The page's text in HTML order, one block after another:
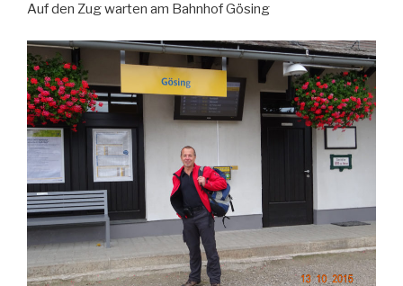
Auf den Zug warten am Bahnhof Gösing